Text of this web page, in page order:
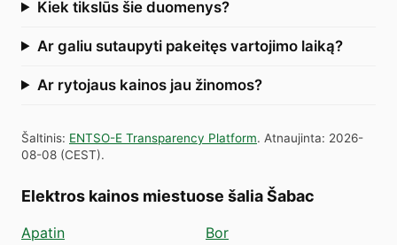
Kiek tikslūs šie duomenys?
Ar galiu sutaupyti pakeitęs vartojimo laiką?
Ar rytojaus kainos jau žinomos?
Šaltinis: ENTSO-E Transparency Platform. Atnaujinta: 2026-
08-08 (CEST).
Elektros kainos miestuose šalia Šabac
Apatin
Bor